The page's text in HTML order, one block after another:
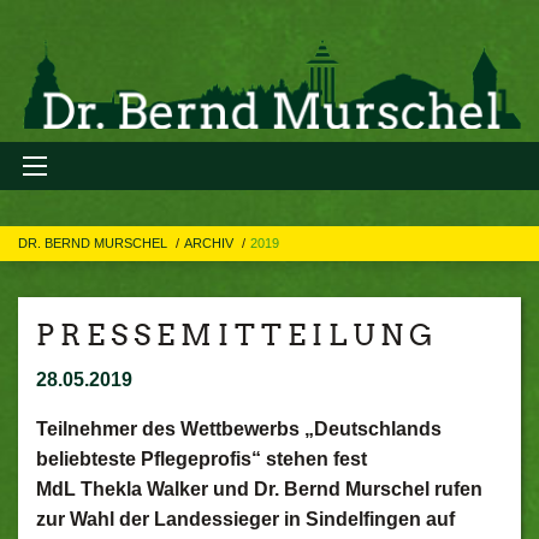
DR. BERND MURSCHEL ARCHIV 2019
P R E S S E M I T T E I L U N G
28.05.2019
Teilnehmer des Wettbewerbs „Deutschlands
beliebteste Pflegeprofis“ stehen fest
MdL Thekla Walker und Dr. Bernd Murschel rufen
zur Wahl der Landessieger in Sindelfingen auf